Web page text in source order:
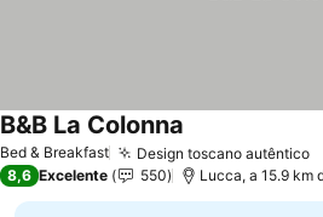
Bed & Breakfast Design toscano autêntico
B&B La Colonna
8,6 Excelente 550 Lucca, a 15.9 km